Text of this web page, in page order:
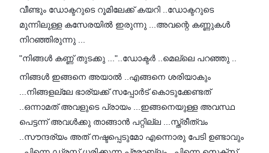
വീണ്ടും ഡോക്ടറുടെ റൂമിലേക്ക് കയറി ..ഡോക്ടറുടെ
മുന്നിലുള്ള കസേരയിൽ ഇരുന്നു ...അവന്റെ കണ്ണുകൾ
നിറഞ്ഞിരുന്നു ...
"നിങ്ങൾ കണ്ണ് തുടക്കു ..."..ഡോക്ടർ ..മെല്ലെ പറഞ്ഞു ..
നിങ്ങൾ ഇങ്ങനെ അയാൽ ..എങ്ങനെ ശരിയാകും
...നിങ്ങളല്ലേ ഭാര്യക്ക് സപ്പോർട് കൊടുക്കേണ്ടത്
..ഒന്നാമത് അവളുടെ പ്രായം ...ഇങ്ങനെയുള്ള അവസ്ഥ
പെട്ടന്ന് അവൾക്കു താങ്ങാൻ പറ്റില്ല ...സ്ത്രീത്വം
..സൗന്ദര്യം അത് നഷ്ടപ്പെടുമോ എന്നൊരു പേടി ഉണ്ടാവും